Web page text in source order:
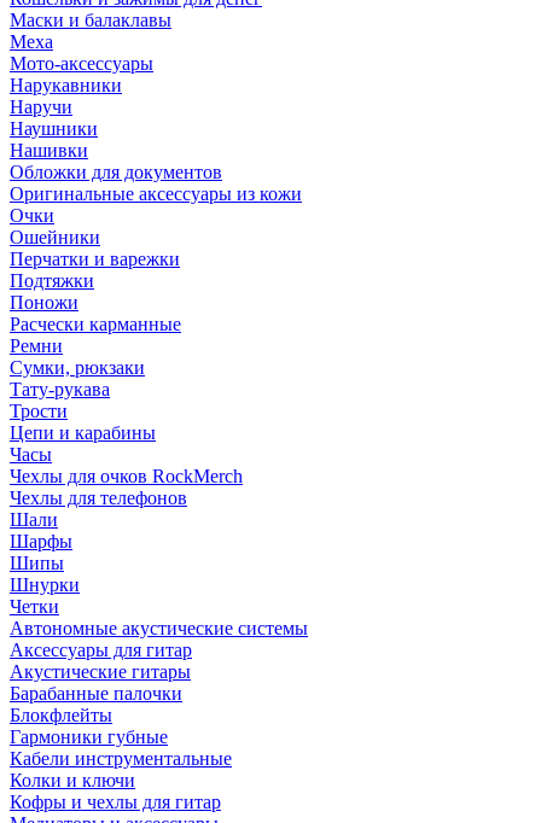
Маски и балаклавы
Меха
Мото-аксессуары
Нарукавники
Наручи
Наушники
Нашивки
Обложки для документов
Оригинальные аксессуары из кожи
Очки
Ошейники
Перчатки и варежки
Подтяжки
Поножи
Расчески карманные
Ремни
Сумки, рюкзаки
Тату-рукава
Трости
Цепи и карабины
Часы
Чехлы для очков RockMerch
Чехлы для телефонов
Шали
Шарфы
Шипы
Шнурки
Четки
Автономные акустические системы
Аксессуары для гитар
Акустические гитары
Барабанные палочки
Блокфлейты
Гармоники губные
Кабели инструментальные
Колки и ключи
Кофры и чехлы для гитар